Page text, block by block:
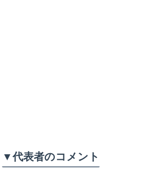
▼代表者のコメント